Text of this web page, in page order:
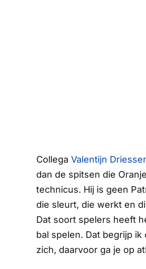
Collega Valentijn
dan de spitsen die
technicus. Hij is geen
die sleurt, die werkt en
Dat soort spelers heeft
bal spelen. Dat begrijp
zich, daarvoor ga je op